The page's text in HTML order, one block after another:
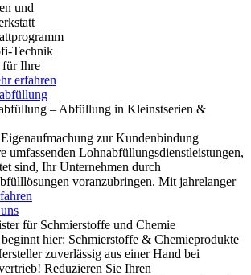
und
Technik
für Ihre
erfahren
– Abfüllung in Kleinstserien &
zur Kundenbindung
umfassenden Lohnabfüllungsdienstleistungen,
sind, Ihr Unternehmen durch
voranzubringen. Mit jahrelanger
für Schmierstoffe und Chemie
hier: Schmierstoffe & Chemieprodukte
zuverlässig aus einer Hand bei
Reduzieren Sie Ihren